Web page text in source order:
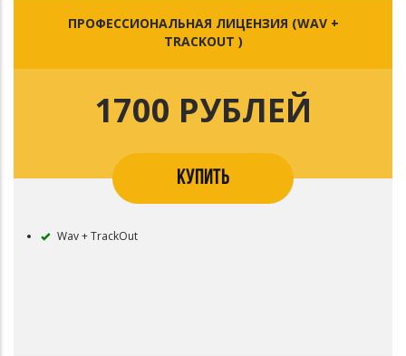
ПРОФЕССИОНАЛЬНАЯ ЛИЦЕНЗИЯ (WAV +
TRACKOUT )
1700 РУБЛЕЙ
КУПИТЬ
Wav + TrackOut